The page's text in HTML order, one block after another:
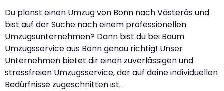
Du planst einen Umzug von Bonn nach Västerås und
bist auf der Suche nach einem professionellen
Umzugsunternehmen? Dann bist du bei Baum
Umzugsservice aus Bonn genau richtig! Unser
Unternehmen bietet dir einen zuverlässigen und
stressfreien Umzugsservice, der auf deine individuellen
Bedürfnisse zugeschnitten ist.